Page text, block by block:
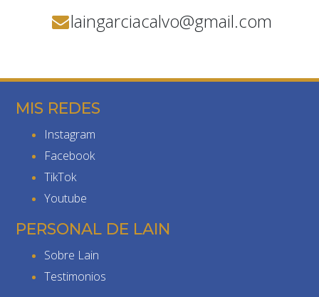
laingarciacalvo@gmail.com
MIS REDES
Instagram
Facebook
TikTok
Youtube
PERSONAL DE LAIN
Sobre Lain
Testimonios